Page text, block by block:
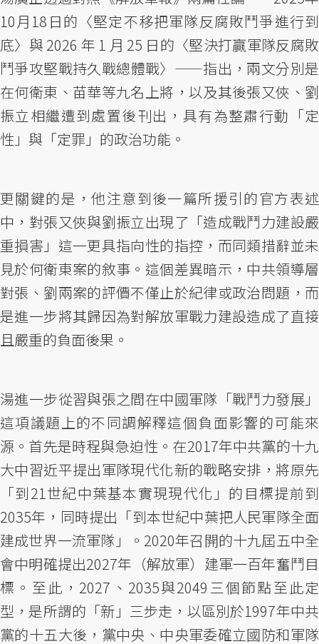
10月18日的〈堅定不移把軍隊反腐敗鬥爭進行到
底〉與 2026 年 1 月 25 日的〈堅決打贏軍隊反腐敗
鬥爭攻堅戰持久戰總體戰〉——指出，兩文分別是
在何衛東、苗華等九名上將，以及其後張又俠、劉
振立相繼遭到處置後刊出，具有為整肅行動「定
性」與「定罪」的政治功能。
更關鍵的是，他注意到後一篇所援引的官方表述
中，對張又俠與劉振立出現了「造成戰鬥力建設嚴
重損害」這一更具指向性的指控，而同類措辭並未
見於何衛東案的敘事。這個差異暗示，中共領導層
對張、劉兩案的評價不僅止於紀律或政治問題，而
是進一步將其歸因為對解放軍戰力建設造成了直接
且嚴重的負面後果。
湯進一步從習與張之間在中國軍隊「戰鬥力發展」
這項議題上的不同調解釋這個負面影響的可能來
源。首先是時程與急迫性。在2017年中共黨的十九
大中習近平提出軍隊現代化新的戰略安排，將原先
「到21世紀中葉基本實現現代化」的目標提前到
2035年，同時提出「到本世紀中葉把人民軍隊全面
建成世界一流軍隊」。2020年召開的十九屆五中全
會中明確提出2027年（解放軍）建軍一百年奮鬥目
標。至此，2027、2035與2049三個節點至此定
型，是所謂的「新」三步走，以區別於1997年中共
黨的十五大後，黨中央、中央軍委確立國防和軍隊